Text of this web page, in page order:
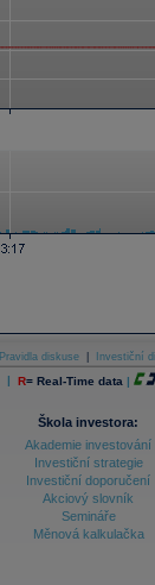
Pravidla diskuse Investiční
| R= Real-Time data |
Škola investora:
Akademie investování
Investiční strategie
Investiční doporučení
Akciový slovník
Semináře
Měnová kalkulačka